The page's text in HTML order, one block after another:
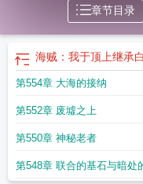
我在海贼登顶之上我
我在顶上战争开木遁海贼我在
之我在顶上开木遁海贼我于顶
在顶上开木遁免费海贼 我在顶
我在顶上开木遁起点我在海贼
战争开木遁海贼我于顶上颠覆
宸庭
章节目录
海贼：我于顶上继承
第554章 大海的接纳
第552章 废墟之上
第550章 神秘老者
第548章 联合的基石与暗处